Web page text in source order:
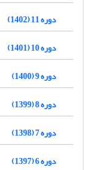
دوره 11 (1402)
دوره 10 (1401)
دوره 9 (1400)
دوره 8 (1399)
دوره 7 (1398)
دوره 6 (1397)